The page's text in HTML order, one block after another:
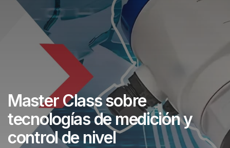
Master Class sobre
tecnologías de medición y
control de nivel